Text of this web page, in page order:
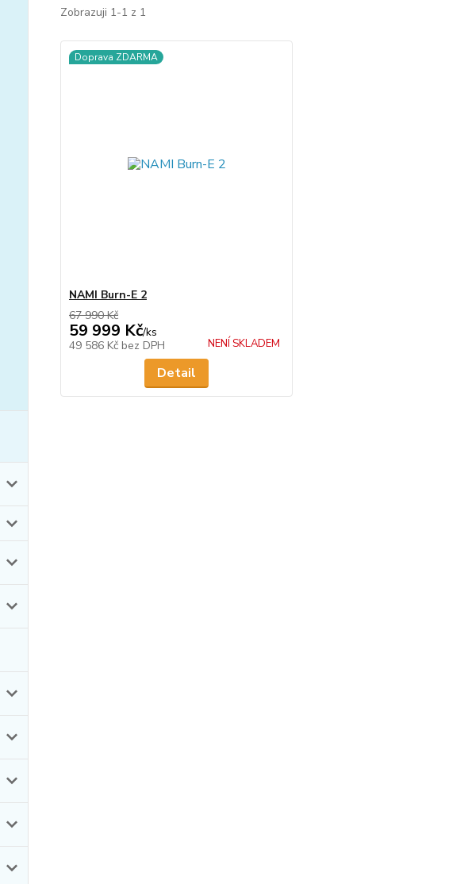
Zobrazuji 1-1 z 1
Doprava ZDARMA
NAMI Burn-E 2
67 990 Kč
59 999 Kč/ks
49 586 Kč bez DPH NENÍ SKLADEM
Detail